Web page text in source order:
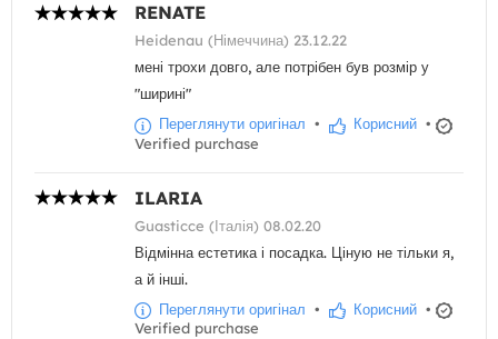
RENATE
Heidenau (Німеччина) 23.12.22
мені трохи довго, але потрібен був розмір у
"ширині"
Переглянути оригінал • Корисний •
Verified purchase
ILARIA
Guasticce (Італія) 08.02.20
Відмінна естетика і посадка. Ціную не тільки я,
а й інші.
Переглянути оригінал • Корисний •
Verified purchase